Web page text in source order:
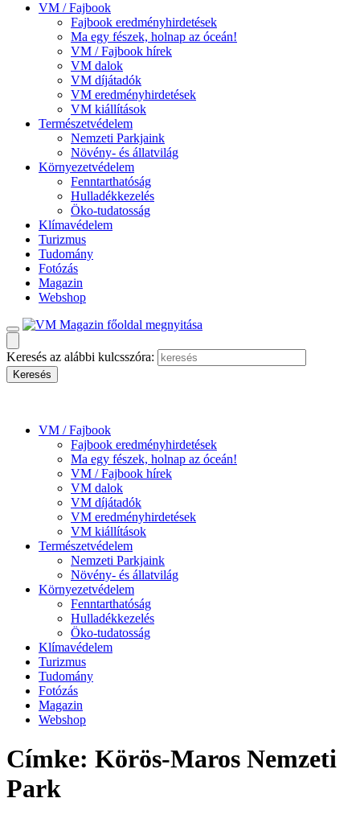
VM / Fajbook
Fajbook eredményhirdetések
Ma egy fészek, holnap az óceán!
VM / Fajbook hírek
VM dalok
VM díjátadók
VM eredményhirdetések
VM kiállítások
Természetvédelem
Nemzeti Parkjaink
Növény- és állatvilág
Környezetvédelem
Fenntarthatóság
Hulladékkezelés
Öko-tudatosság
Klímavédelem
Turizmus
Tudomány
Fotózás
Magazin
Webshop
Keresés az alábbi kulcsszóra:
VM / Fajbook
Fajbook eredményhirdetések
Ma egy fészek, holnap az óceán!
VM / Fajbook hírek
VM dalok
VM díjátadók
VM eredményhirdetések
VM kiállítások
Természetvédelem
Nemzeti Parkjaink
Növény- és állatvilág
Környezetvédelem
Fenntarthatóság
Hulladékkezelés
Öko-tudatosság
Klímavédelem
Turizmus
Tudomány
Fotózás
Magazin
Webshop
Címke: Körös-Maros Nemzeti
Park